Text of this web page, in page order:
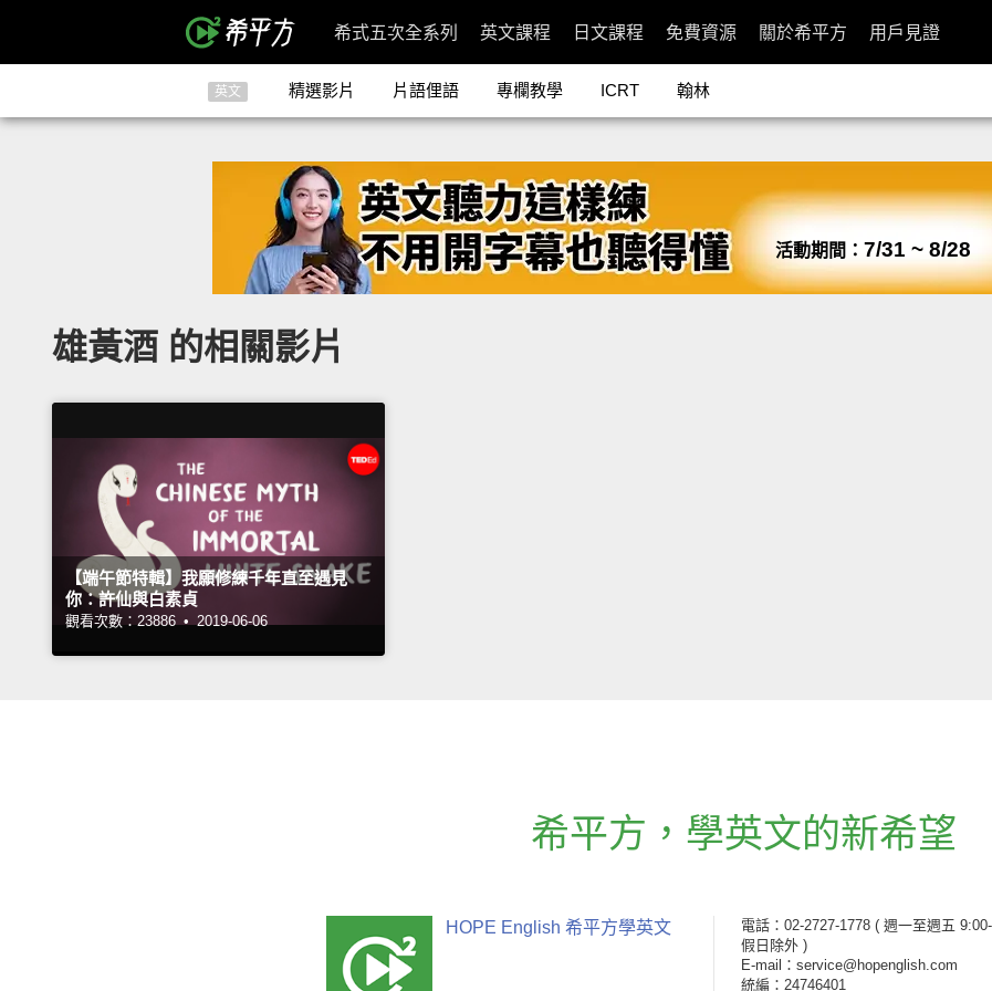
希式五次全系列 英文課程 日文課程 免費資源 關於希平方 用戶見證
英文 精選影片 片語俚語 專欄教學 ICRT 翰林
活動期間： 7/31 ~ 8/28
雄黃酒 的相關影片
【端午節特輯】我願修練千年直至遇見
你：許仙與白素貞
觀看次數：23886 • 2019-06-06
希平方 ， 學英文的新希望
HOPE English 希平方學英文 電話：02-2727-1778 ( 週一至週五
假日除外 )
E-mail：service@hopenglish.com
統編：24746401